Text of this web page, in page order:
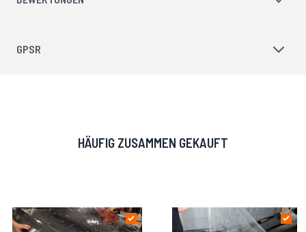
GPSR
HÄUFIG ZUSAMMEN GEKAUFT